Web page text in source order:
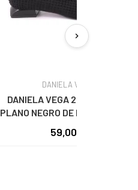
DANIELA VEGA
DANIELA VEGA 2654 ZAPATO
PLANO NEGRO DE PUNTO NEGRO
59,00 €
chevron_right